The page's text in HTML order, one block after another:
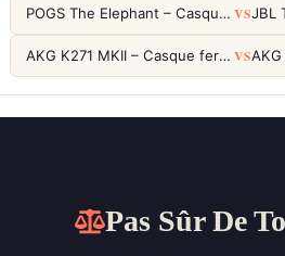
POGS The Elephant – Casque Filaire Enfants 85dB POGS-Safe™ (Éco-Responsable) VS
AKG K271 MKII – Casque fermé studio fiable pour une écoute neutre VS
Pas Sûr De